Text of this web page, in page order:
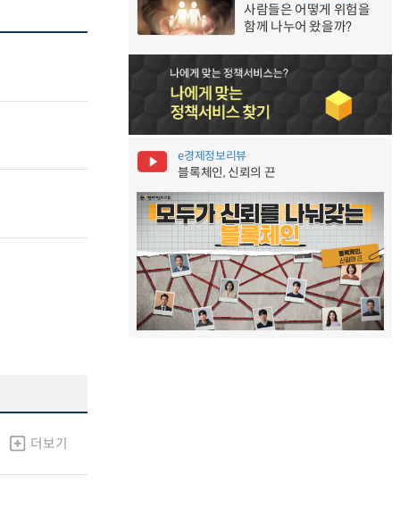
더보기
사람들은 어떻게 위험을
함께 나누어 왔을까?
e경제정보리뷰
블록체인, 신뢰의 끈